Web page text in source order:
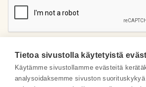
Tietoa sivustolla käytetyistä
Käytämme sivustollamme evästeitä
analysoidaksemme sivuston